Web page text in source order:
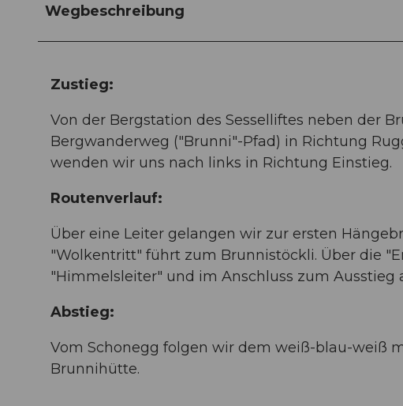
Wegbeschreibung
Zustieg:
Von der Bergstation des Sesselliftes neben der
Bergwanderweg ("Brunni"-Pfad) in Richtung
wenden wir uns nach links in Richtung Einstieg.
Routenverlauf:
Über eine Leiter gelangen wir zur ersten
"Wolkentritt" führt zum Brunnistöckli. Über die
"Himmelsleiter" und im Anschluss zum Ausstieg
Abstieg:
Vom Schonegg folgen wir dem weiß-blau-weiß
Brunnihütte.